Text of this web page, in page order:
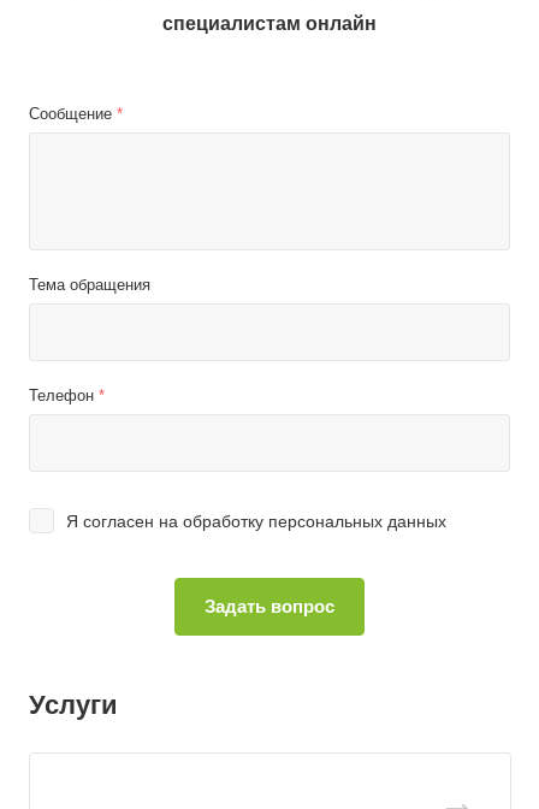
специалистам онлайн
Сообщение *
Тема обращения
Телефон *
Я согласен на обработку персональных данных
Услуги